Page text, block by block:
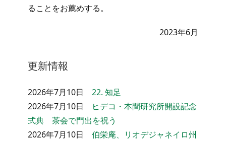
ることをお薦めする。
2023年6月
更新情報
2026年7月10日 22. 知足
2026年7月10日
ヒデコ・本間研究所開設記念
式典 茶会で門出を祝う
2026年7月10日 伯栄庵、リオデジャネイロ州